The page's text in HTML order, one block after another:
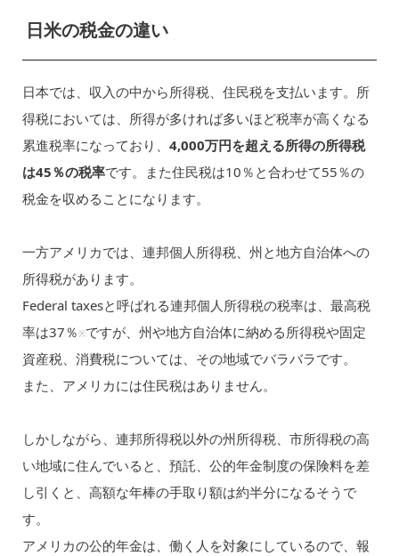
日米の税金の違い
日本では、収入の中から所得税、住民税を支払います。所
得税においては、所得が多ければ多いほど税率が高くなる
累進税率になっており、 4,000万円を超える所得の所得税
は45％の税率です。また住民税は10％と合わせて55％の
税金を収めることになります。
一方アメリカでは、連邦個人所得税、州と地方自治体への
所得税があります。
Federal taxesと呼ばれる連邦個人所得税の税率は、最高税
率は37％※ですが、州や地方自治体に納める所得税や固定
資産税、消費税については、その地域でバラバラです。
また、アメリカには住民税はありません。
しかしながら、連邦所得税以外の州所得税、市所得税の高
い地域に住んでいると、預託、公的年金制度の保険料を差
し引くと、高額な年棒の手取り額は約半分になるそうで
す。
アメリカの公的年金は、働く人を対象にしているので、報